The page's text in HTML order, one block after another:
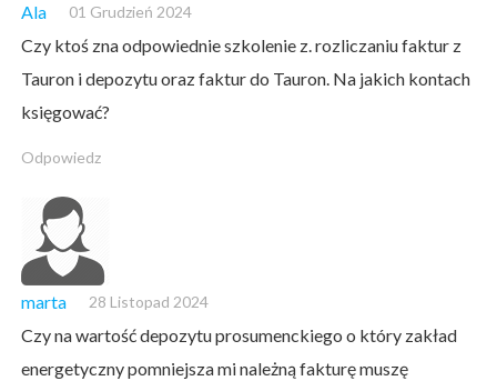
Ala 01 Grudzień 2024
Czy ktoś zna odpowiednie szkolenie z. rozliczaniu faktur z
Tauron i depozytu oraz faktur do Tauron. Na jakich kontach
księgować?
Odpowiedz
marta 28 Listopad 2024
Czy na wartość depozytu prosumenckiego o który zakład
energetyczny pomniejsza mi należną fakturę muszę